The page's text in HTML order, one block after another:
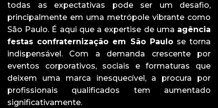
todas as expectativas pode ser um desafio,
principalmente em uma metrópole vibrante como
São Paulo. É aqui que a expertise de uma agência
festas confraternização em São Paulose torna
indispensável. Com a demanda crescente por
eventos corporativos, sociais e formaturas que
deixem uma marca inesquecível, a procura por
profissionais qualificados tem aumentado
significativamente.